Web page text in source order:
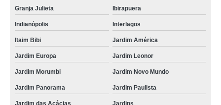
Granja Julieta Ibirapuera
Indianópolis Interlagos
Itaim Bibi Jardim América
Jardim Europa Jardim Leonor
Jardim Morumbi Jardim Novo Mundo
Jardim Panorama Jardim Paulista
Jardim das Acácias Jardins